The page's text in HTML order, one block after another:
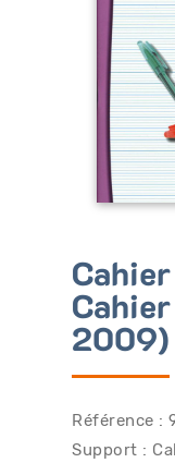
Bénéficiez de
Téléchargez
Recevez des
2009)
Référence :
Support :